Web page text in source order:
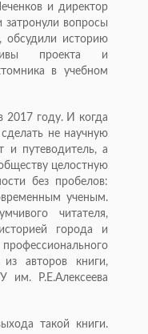
и директор
вопросы
обсудили историю
проекта и
в учебном
2017 году. И когда
не научную
и путеводитель, а
целостную
без пробелов:
ученым.
читателя,
города и
авторов книги,
им. Р.Е.Алексеева
такой книги.